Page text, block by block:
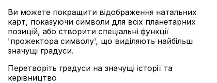
Ви можете покращити відображення натальних
карт, показуючи символи для всіх планетарних
позицій, або створити спеціальні функції
'прожектора символу', що виділяють найбільш
значущі градуси.
Перетворіть градуси на значущі історії та
керівництво